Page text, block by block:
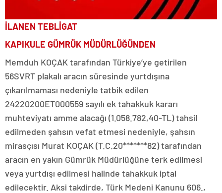
İLANEN TEBLİGAT
KAPIKULE GÜMRÜK MÜDÜRLÜĞÜNDEN
Memduh KOÇAK tarafından Türkiye’ye getirilen
56SVRT plakalı aracın süresinde yurtdışına
çıkarılmaması nedeniyle tatbik edilen
24220200ET000559 sayılı ek tahakkuk kararı
muhteviyatı amme alacağı (1.058.782,40-TL) tahsil
edilmeden şahsın vefat etmesi nedeniyle, şahsın
mirasçısı Murat KOÇAK (T.C.20*******82) tarafından
aracın en yakın Gümrük Müdürlüğüne terk edilmesi
veya yurtdışı edilmesi halinde tahakkuk iptal
edilecektir. Aksi takdirde, Türk Medeni Kanunu 606.,